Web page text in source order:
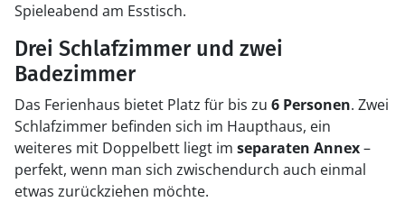
Spieleabend am Esstisch.
Drei Schlafzimmer und zwei
Badezimmer
Das Ferienhaus bietet Platz für bis zu 6 Personen. Zwei
Schlafzimmer befinden sich im Haupthaus, ein
weiteres mit Doppelbett liegt im separaten Annex–
perfekt, wenn man sich zwischendurch auch einmal
etwas zurückziehen möchte.